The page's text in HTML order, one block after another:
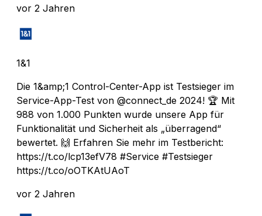
vor 2 Jahren
1&1
Die 1&amp;1 Control-Center-App ist Testsieger im
Service-App-Test von @connect_de 2024! 🏆 Mit
988 von 1.000 Punkten wurde unsere App für
Funktionalität und Sicherheit als „überragend“
bewertet. 🙌 Erfahren Sie mehr im Testbericht:
https://t.co/lcp13efV78 #Service #Testsieger
https://t.co/oOTKAtUAoT
vor 2 Jahren